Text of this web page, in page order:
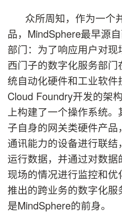
众所周知，作为一个
品，MindSphere最早源
部门：为了响应用户对现
西门子的数字化服务部
统自动化硬件和工业软
Cloud Foundry开发的架
上构建了一个操作系统
子自身的网关类硬件产
通讯能力的设备进行联
运行数据，并通过对数
现场的情况进行监控和
推出的跨业务的数字化
是MindSphere的前身。